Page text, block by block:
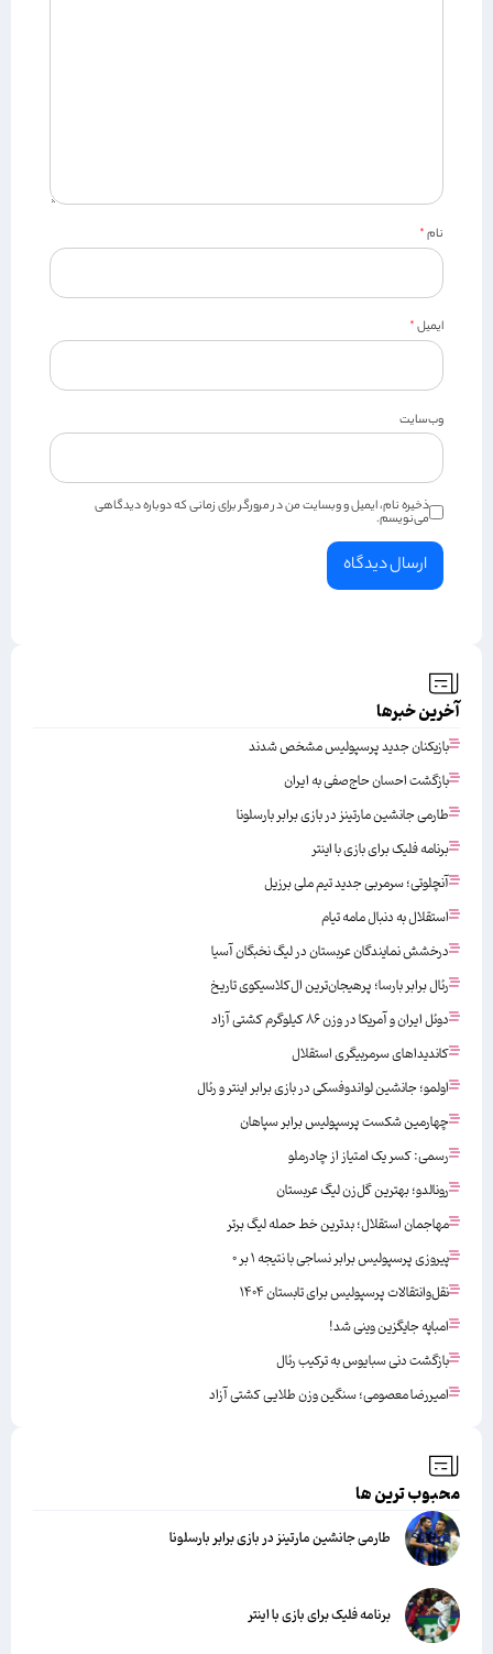
نام*
ایمیل*
وب‌سایت
ذخیره نام، ایمیل و وبسایت من در مرورگر برای زمانی که دوباره دیدگاهی
می‌نویسم.
آخرین خبرها
بازیکنان جدید پرسپولیس مشخص شدند
بازگشت احسان حاج‌صفی به ایران
طارمی جانشین مارتینز در بازی برابر بارسلونا
برنامه فلیک برای بازی با اینتر
آنچلوتی؛ سرمربی جدید تیم ملی برزیل
استقلال به دنبال مامه تیام
درخشش نمایندگان عربستان در لیگ نخبگان آسیا
رئال برابر بارسا؛ پرهیجان‌‌ترین ال‌کلاسیکوی تاریخ
دوئل ایران و آمریکا در وزن ۸۶ کیلوگرم کشتی آزاد
کاندیداهای سرمربیگری استقلال
اولمو؛ جانشین لواندوفسکی در بازی برابر اینتر و رئال
چهارمین شکست پرسپولیس برابر سپاهان
رسمی: کسر یک امتیاز از چادرملو
رونالدو؛ بهترین گل‌زن لیگ عربستان
مهاجمان استقلال؛ بدترین خط حمله لیگ برتر
پیروزی پرسپولیس برابر نساجی با نتیجه ۱ بر ۰
نقل‌وانتقالات پرسپولیس برای تابستان ۱۴۰۴
امباپه جایگزین وینی شد!
بازگشت دنی سبایوس به ترکیب رئال
امیررضا معصومی؛ سنگین وزن طلایی کشتی آزاد
محبوب ترین ها
طارمی جانشین مارتینز در بازی برابر بارسلونا
برنامه فلیک برای بازی با اینتر